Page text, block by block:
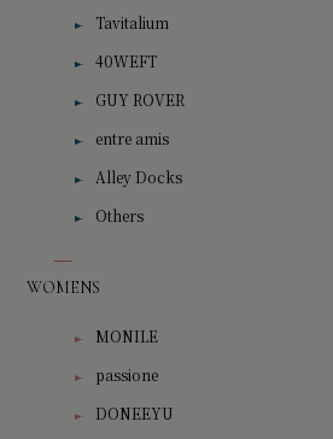
Tavitalium
40WEFT
GUY ROVER
entre amis
Alley Docks
Others
WOMENS
MONILE
passione
DONEEYU